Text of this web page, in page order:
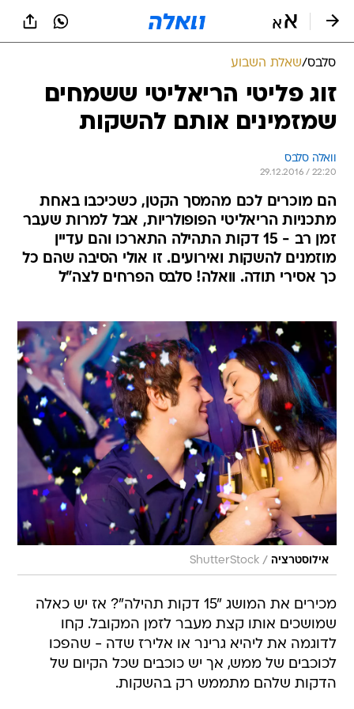
סלבס/שאלת השבוע
זוג פליטי הריאליטי ששמחים
שמזמינים אותם להשקות
וואלה סלבס
29.12.2016 / 22:20
הם מוכרים לכם מהמסך הקטן, כשכיכבו באחת
מתכניות הריאליטי הפופולריות, אבל למרות שעבר
זמן רב - 15 דקות התהילה התארכו והם עדיין
מוזמנים להשקות ואירועים. זו אולי הסיבה שהם כל
כך אסירי תודה. וואלה! סלבס הפרחים לצה"ל
אילוסטרציה /
ShutterStock
מכירים את המושג "15 דקות תהילה"? אז יש כאלה
שמושכים אותו קצת מעבר לזמן המקובל. קחו
לדוגמה את ליהיא גרינר או אלירז שדה - שהפכו
לכוכבים של ממש, אך יש כוכבים שכל הקיום של
הדקות שלהם מתממש רק בהשקות.